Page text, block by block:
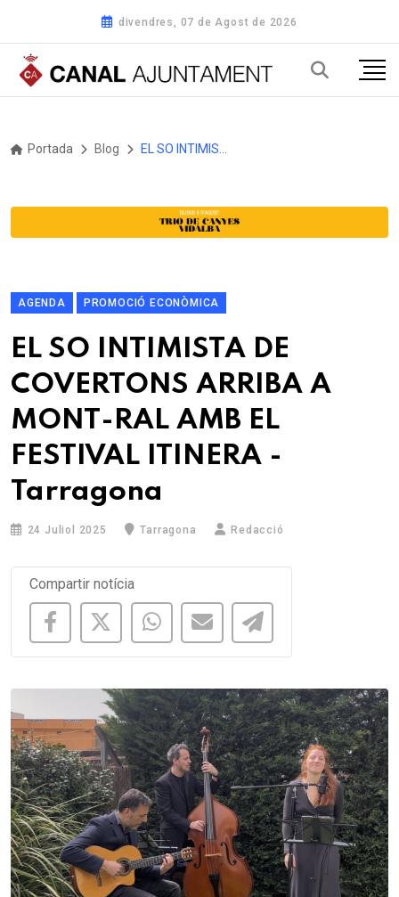
divendres, 07 de Agost de 2026
Portada Blog
AGENDA PROMOCIÓ ECONÒMICA
EL SO INTIMISTA DE
COVERTONS ARRIBA A
MONT-RAL AMB EL
FESTIVAL ITINERA -
Tarragona
24 Juliol 2025 Tarragona Redacció
Compartir notícia